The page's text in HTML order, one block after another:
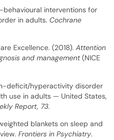
behavioural interventions for
in adults. Cochrane
Excellence. (2018). Attention
and management(NICE
deficit/hyperactivity disorder
use in adults — United States,
Report, 73.
blankets on sleep and
Frontiers in Psychiatry.